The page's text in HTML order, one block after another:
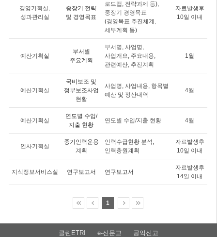
경영기획실,
성과관리실
중장기 전략
및 경영목표
로드맵, 전략과제 등),
중장기 경영목표
(경영목표 추진체계,
세부계획 등)
자료발생후
10일 이내
예산기획실
부서별
주요계획
부서명, 사업명,
사업개요, 주요내용,
관련예산, 추진계획
1월
예산기획실
국비보조 및
정부보조사업
현황
사업명, 사업내용, 항목별
예산 및 정산내역
4월
예산기획실
연도별 수입/
지출 현황
연도별 수입/지출 현황 4월
인사기획실
중기인력운용
계획
인력수급현황 분석,
인력충원계획
자료발생후
10일 이내
지식정보서비스실 연구보고서 연구보고서
자료발생후
14일 이내
1
클린ETRI e-신문고 공익신고